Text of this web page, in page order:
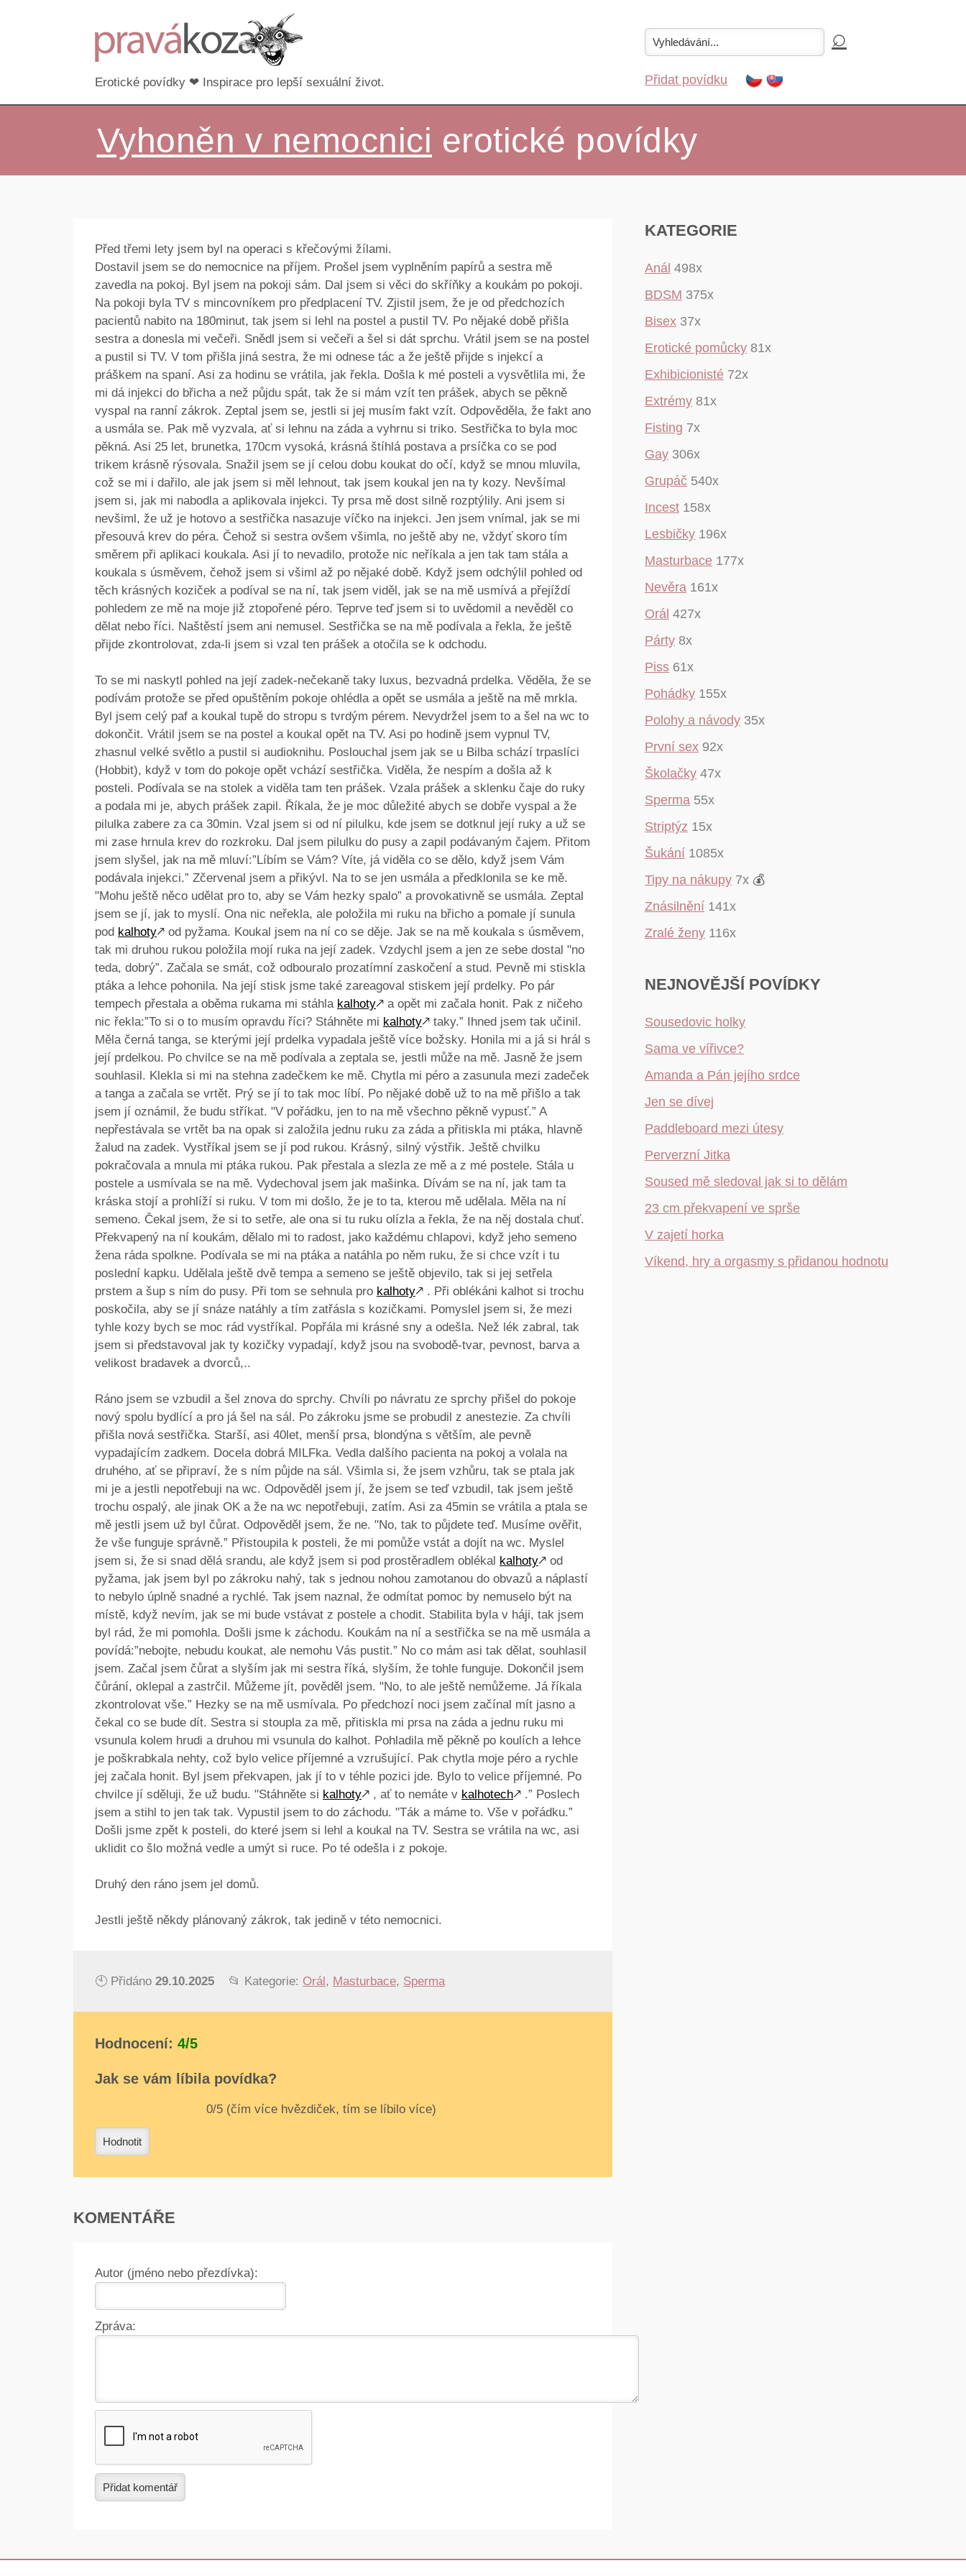
Erotické povídky ❤ Inspirace pro lepší sexuální život. Přidat povídku
Vyhoněn v nemocnici erotické povídky
Před třemi lety jsem byl na operaci s křečovými žílami.
Dostavil jsem se do nemocnice na příjem. Prošel jsem vyplněním papírů a sestra mě
zavedla na pokoj. Byl jsem na pokoji sám. Dal jsem si věci do skříňky a koukám po pokoji.
Na pokoji byla TV s mincovníkem pro předplacení TV. Zjistil jsem, že je od předchozích
pacientů nabito na 180minut, tak jsem si lehl na postel a pustil TV. Po nějaké době přišla
sestra a donesla mi večeři. Snědl jsem si večeři a šel si dát sprchu. Vrátil jsem se na postel
a pustil si TV. V tom přišla jiná sestra, že mi odnese tác a že ještě přijde s injekcí a
práškem na spaní. Asi za hodinu se vrátila, jak řekla. Došla k mé posteli a vysvětlila mi, že
mi dá injekci do břicha a než půjdu spát, tak že si mám vzít ten prášek, abych se pěkně
vyspal na ranní zákrok. Zeptal jsem se, jestli si jej musím fakt vzít. Odpověděla, že fakt ano
a usmála se. Pak mě vyzvala, ať si lehnu na záda a vyhrnu si triko. Sestřička to byla moc
pěkná. Asi 25 let, brunetka, 170cm vysoká, krásná štíhlá postava a prsíčka co se pod
trikem krásně rýsovala. Snažil jsem se jí celou dobu koukat do očí, když se mnou mluvila,
což se mi i dařilo, ale jak jsem si měl lehnout, tak jsem koukal jen na ty kozy. Nevšímal
jsem si, jak mi nabodla a aplikovala injekci. Ty prsa mě dost silně rozptýlily. Ani jsem si
nevšiml, že už je hotovo a sestřička nasazuje víčko na injekci. Jen jsem vnímal, jak se mi
přesouvá krev do péra. Čehož si sestra ovšem všimla, no ještě aby ne, vždyť skoro tím
směrem při aplikaci koukala. Asi jí to nevadilo, protože nic neříkala a jen tak tam stála a
koukala s úsměvem, čehož jsem si všiml až po nějaké době. Když jsem odchýlil pohled od
těch krásných koziček a podíval se na ní, tak jsem viděl, jak se na mě usmívá a přejíždí
pohledem ze mě na moje již ztopořené péro. Teprve teď jsem si to uvědomil a nevěděl co
dělat nebo říci. Naštěstí jsem ani nemusel. Sestřička se na mě podívala a řekla, že ještě
přijde zkontrolovat, zda-li jsem si vzal ten prášek a otočila se k odchodu.
To se mi naskytl pohled na její zadek-nečekaně taky luxus, bezvadná prdelka. Věděla, že se
podívám protože se před opuštěním pokoje ohlédla a opět se usmála a ještě na mě mrkla.
Byl jsem celý paf a koukal tupě do stropu s tvrdým pérem. Nevydržel jsem to a šel na wc to
dokončit. Vrátil jsem se na postel a koukal opět na TV. Asi po hodině jsem vypnul TV,
zhasnul velké světlo a pustil si audioknihu. Poslouchal jsem jak se u Bilba schází trpaslíci
(Hobbit), když v tom do pokoje opět vchází sestřička. Viděla, že nespím a došla až k
posteli. Podívala se na stolek a viděla tam ten prášek. Vzala prášek a sklenku čaje do ruky
a podala mi je, abych prášek zapil. Říkala, že je moc důležité abych se dobře vyspal a že
pilulka zabere za ca 30min. Vzal jsem si od ní pilulku, kde jsem se dotknul její ruky a už se
mi zase hrnula krev do rozkroku. Dal jsem pilulku do pusy a zapil podávaným čajem. Přitom
jsem slyšel, jak na mě mluví:”Líbím se Vám? Víte, já viděla co se dělo, když jsem Vám
podávala injekci.” Zčervenal jsem a přikývl. Na to se jen usmála a předklonila se ke mě.
"Mohu ještě něco udělat pro to, aby se Vám hezky spalo” a provokativně se usmála. Zeptal
jsem se jí, jak to myslí. Ona nic neřekla, ale položila mi ruku na břicho a pomale jí sunula
pod kalhoty🡕 od pyžama. Koukal jsem na ní co se děje. Jak se na mě koukala s úsměvem,
tak mi druhou rukou položila mojí ruka na její zadek. Vzdychl jsem a jen ze sebe dostal "no
teda, dobrý”. Začala se smát, což odbouralo prozatímní zaskočení a stud. Pevně mi stiskla
ptáka a lehce pohonila. Na její stisk jsme také zareagoval stiskem její prdelky. Po pár
tempech přestala a oběma rukama mi stáhla kalhoty🡕 a opět mi začala honit. Pak z ničeho
nic řekla:”To si o to musím opravdu říci? Stáhněte mi kalhoty🡕 taky.” Ihned jsem tak učinil.
Měla černá tanga, se kterými její prdelka vypadala ještě více božsky. Honila mi a já si hrál s
její prdelkou. Po chvilce se na mě podívala a zeptala se, jestli může na mě. Jasně že jsem
souhlasil. Klekla si mi na stehna zadečkem ke mě. Chytla mi péro a zasunula mezi zadeček
a tanga a začala se vrtět. Prý se jí to tak moc líbí. Po nějaké době už to na mě přišlo a tak
jsem jí oznámil, že budu stříkat. "V pořádku, jen to na mě všechno pěkně vypusť.” A
nepřestávala se vrtět ba na opak si založila jednu ruku za záda a přitiskla mi ptáka, hlavně
žalud na zadek. Vystříkal jsem se jí pod rukou. Krásný, silný výstřik. Ještě chvilku
pokračovala a mnula mi ptáka rukou. Pak přestala a slezla ze mě a z mé postele. Stála u
postele a usmívala se na mě. Vydechoval jsem jak mašinka. Dívám se na ní, jak tam ta
kráska stojí a prohlíží si ruku. V tom mi došlo, že je to ta, kterou mě udělala. Měla na ní
semeno. Čekal jsem, že si to setře, ale ona si tu ruku olízla a řekla, že na něj dostala chuť.
Překvapený na ní koukám, dělalo mi to radost, jako každému chlapovi, když jeho semeno
žena ráda spolkne. Podívala se mi na ptáka a natáhla po něm ruku, že si chce vzít i tu
poslední kapku. Udělala ještě dvě tempa a semeno se ještě objevilo, tak si jej setřela
prstem a šup s ním do pusy. Při tom se sehnula pro kalhoty🡕 . Při oblékáni kalhot si trochu
poskočila, aby se jí snáze natáhly a tím zatřásla s kozičkami. Pomyslel jsem si, že mezi
tyhle kozy bych se moc rád vystříkal. Popřála mi krásné sny a odešla. Než lék zabral, tak
jsem si představoval jak ty kozičky vypadají, když jsou na svobodě-tvar, pevnost, barva a
velikost bradavek a dvorců,..
Ráno jsem se vzbudil a šel znova do sprchy. Chvíli po návratu ze sprchy přišel do pokoje
nový spolu bydlící a pro já šel na sál. Po zákroku jsme se probudil z anestezie. Za chvíli
přišla nová sestřička. Starší, asi 40let, menší prsa, blondýna s větším, ale pevně
vypadajícím zadkem. Docela dobrá MILFka. Vedla dalšího pacienta na pokoj a volala na
druhého, ať se připraví, že s ním půjde na sál. Všimla si, že jsem vzhůru, tak se ptala jak
mi je a jestli nepotřebuji na wc. Odpověděl jsem jí, že jsem se teď vzbudil, tak jsem ještě
trochu ospalý, ale jinak OK a že na wc nepotřebuji, zatím. Asi za 45min se vrátila a ptala se
mě jestli jsem už byl čůrat. Odpověděl jsem, že ne. "No, tak to půjdete teď. Musíme ověřit,
že vše funguje správně.” Přistoupila k posteli, že mi pomůže vstát a dojít na wc. Myslel
jsem si, že si snad dělá srandu, ale když jsem si pod prostěradlem oblékal kalhoty🡕 od
pyžama, jak jsem byl po zákroku nahý, tak s jednou nohou zamotanou do obvazů a náplastí
to nebylo úplně snadné a rychlé. Tak jsem naznal, že odmítat pomoc by nemuselo být na
místě, když nevím, jak se mi bude vstávat z postele a chodit. Stabilita byla v háji, tak jsem
byl rád, že mi pomohla. Došli jsme k záchodu. Koukám na ní a sestřička se na mě usmála a
povídá:”nebojte, nebudu koukat, ale nemohu Vás pustit.” No co mám asi tak dělat, souhlasil
jsem. Začal jsem čůrat a slyším jak mi sestra říká, slyším, že tohle funguje. Dokončil jsem
čůrání, oklepal a zastrčil. Můžeme jít, pověděl jsem. "No, to ale ještě nemůžeme. Já říkala
zkontrolovat vše.” Hezky se na mě usmívala. Po předchozí noci jsem začínal mít jasno a
čekal co se bude dít. Sestra si stoupla za mě, přitiskla mi prsa na záda a jednu ruku mi
vsunula kolem hrudi a druhou mi vsunula do kalhot. Pohladila mě pěkně po koulích a lehce
je poškrabkala nehty, což bylo velice příjemné a vzrušující. Pak chytla moje péro a rychle
jej začala honit. Byl jsem překvapen, jak jí to v téhle pozici jde. Bylo to velice příjemné. Po
chvilce jí sděluji, že už budu. "Stáhněte si kalhoty🡕 , ať to nemáte v kalhotech🡕 .” Poslech
jsem a stihl to jen tak tak. Vypustil jsem to do záchodu. "Ták a máme to. Vše v pořádku.”
Došli jsme zpět k posteli, do které jsem si lehl a koukal na TV. Sestra se vrátila na wc, asi
uklidit co šlo možná vedle a umýt si ruce. Po té odešla i z pokoje.
Druhý den ráno jsem jel domů.
Jestli ještě někdy plánovaný zákrok, tak jedině v této nemocnici.
🕙 Přidáno 29.10.2025 📂 Kategorie: Orál, Masturbace, Sperma
Hodnocení: 4/5
Jak se vám líbila povídka?
Hodnotit
KOMENTÁŘE
Autor (jméno nebo přezdívka):
Zpráva:
Přidat komentář
KATEGORIE
Anál 498x
BDSM 375x
Bisex 37x
Erotické pomůcky 81x
Exhibicionisté 72x
Extrémy 81x
Fisting 7x
Gay 306x
Grupáč 540x
Incest 158x
Lesbičky 196x
Masturbace 177x
Nevěra 161x
Orál 427x
Párty 8x
Piss 61x
Pohádky 155x
Polohy a návody 35x
První sex 92x
Školačky 47x
Sperma 55x
Striptýz 15x
Šukání 1085x
Tipy na nákupy 7x 💰
Znásilnění 141x
Zralé ženy 116x
NEJNOVĚJŠÍ POVÍDKY
Sousedovic holky
Sama ve vířivce?
Amanda a Pán jejího srdce
Jen se dívej
Paddleboard mezi útesy
Perverzní Jitka
Soused mě sledoval jak si to dělám
23 cm překvapení ve sprše
V zajetí horka
Víkend, hry a orgasmy s přidanou hodnotu